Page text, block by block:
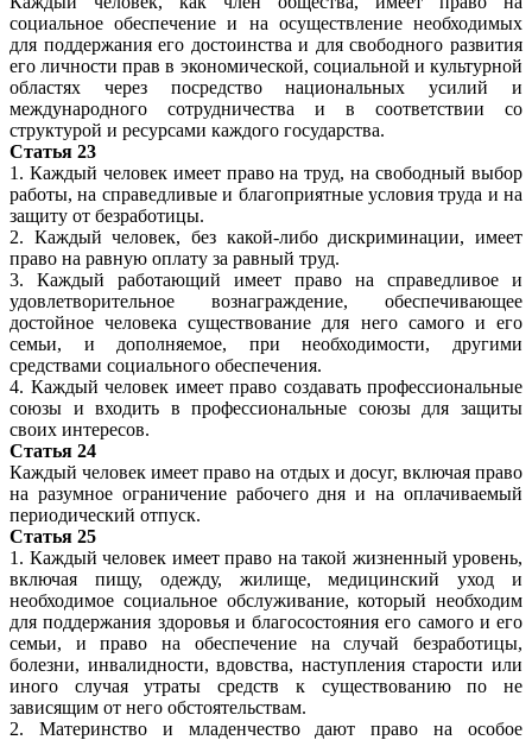
социальное обеспечение и на осуществление необходимых
для поддержания его достоинства и для свободного развития
его личности прав в экономической, социальной и культурной
областях через посредство национальных усилий и
международного сотрудничества и в соответствии со
структурой и ресурсами каждого государства.
Статья 23
1. Каждый человек имеет право на труд, на свободный выбор
работы, на справедливые и благоприятные условия труда и на
защиту от безработицы.
2. Каждый человек, без какой-либо дискриминации, имеет
право на равную оплату за равный труд.
3. Каждый работающий имеет право на справедливое и
удовлетворительное вознаграждение, обеспечивающее
достойное человека существование для него самого и его
семьи, и дополняемое, при необходимости, другими
средствами социального обеспечения.
4. Каждый человек имеет право создавать профессиональные
союзы и входить в профессиональные союзы для защиты
своих интересов.
Статья 24
Каждый человек имеет право на отдых и досуг, включая право
на разумное ограничение рабочего дня и на оплачиваемый
периодический отпуск.
Статья 25
1. Каждый человек имеет право на такой жизненный уровень,
включая пищу, одежду, жилище, медицинский уход и
необходимое социальное обслуживание, который необходим
для поддержания здоровья и благосостояния его самого и его
семьи, и право на обеспечение на случай безработицы,
болезни, инвалидности, вдовства, наступления старости или
иного случая утраты средств к существованию по не
зависящим от него обстоятельствам.
2. Материнство и младенчество дают право на особое